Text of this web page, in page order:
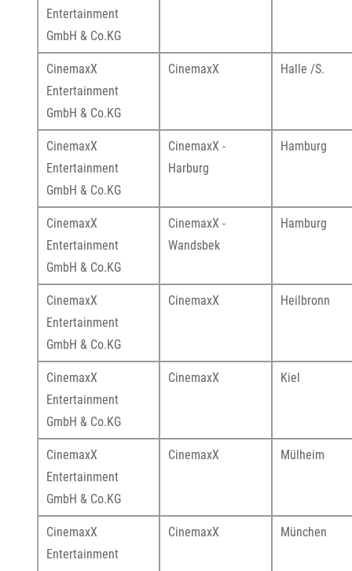
Entertainment
GmbH & Co.KG
CinemaxX
Entertainment
GmbH & Co.KG
CinemaxX Halle /S.
CinemaxX
Entertainment
GmbH & Co.KG
CinemaxX -
Harburg
Hamburg
CinemaxX
Entertainment
GmbH & Co.KG
CinemaxX -
Wandsbek
Hamburg
CinemaxX
Entertainment
GmbH & Co.KG
CinemaxX Heilbronn
CinemaxX
Entertainment
GmbH & Co.KG
CinemaxX Kiel
CinemaxX
Entertainment
GmbH & Co.KG
CinemaxX Mülheim
CinemaxX
Entertainment
CinemaxX München